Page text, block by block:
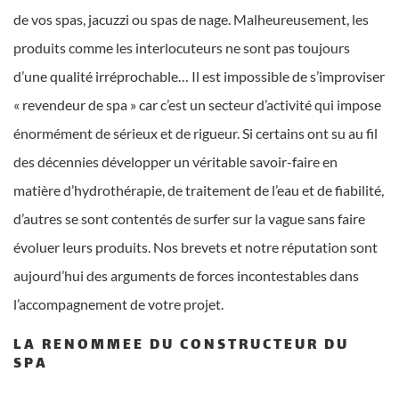
de vos spas, jacuzzi ou spas de nage. Malheureusement, les
produits comme les interlocuteurs ne sont pas toujours
d’une qualité irréprochable… Il est impossible de s’improviser
« revendeur de spa » car c’est un secteur d’activité qui impose
énormément de sérieux et de rigueur. Si certains ont su au fil
des décennies développer un véritable savoir-faire en
matière d’hydrothérapie, de traitement de l’eau et de fiabilité,
d’autres se sont contentés de surfer sur la vague sans faire
évoluer leurs produits. Nos brevets et notre réputation sont
aujourd’hui des arguments de forces incontestables dans
l’accompagnement de votre projet.
LA RENOMMEE DU CONSTRUCTEUR DU
SPA